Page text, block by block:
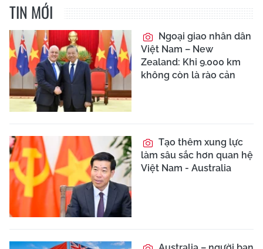
TIN MỚI
Ngoại giao nhân dân
Việt Nam – New
Zealand: Khi 9.000 km
không còn là rào cản
Tạo thêm xung lực
làm sâu sắc hơn quan hệ
Việt Nam - Australia